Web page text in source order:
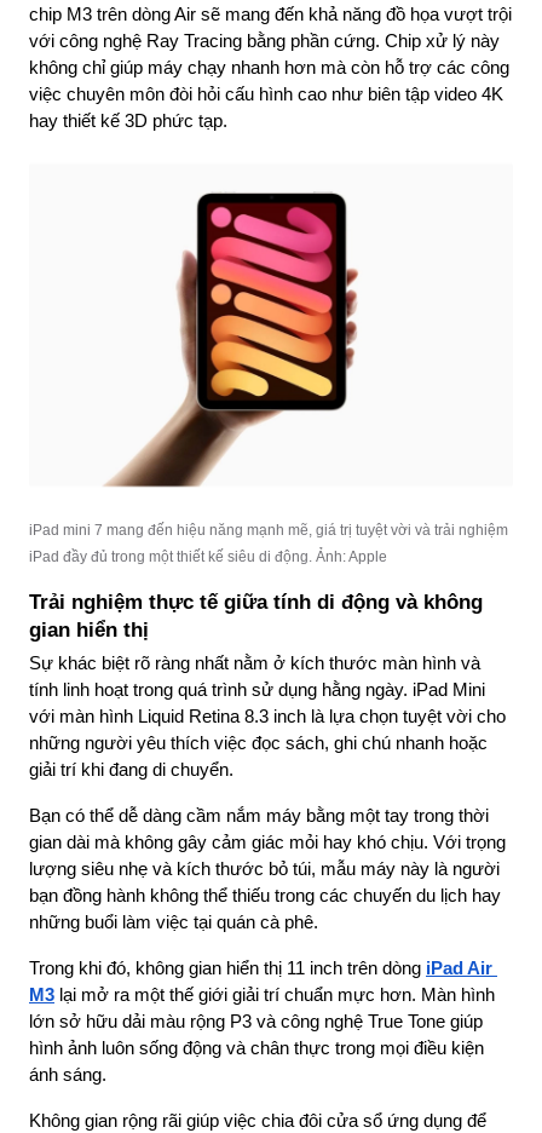
chip M3 trên dòng Air sẽ mang đến khả năng đồ họa vượt trội
với công nghệ Ray Tracing bằng phần cứng. Chip xử lý này
không chỉ giúp máy chạy nhanh hơn mà còn hỗ trợ các công
việc chuyên môn đòi hỏi cấu hình cao như biên tập video 4K
hay thiết kế 3D phức tạp.
iPad mini 7 mang đến hiệu năng mạnh mẽ, giá trị tuyệt vời và trải nghiệm
iPad đầy đủ trong một thiết kế siêu di động. Ảnh: Apple
Trải nghiệm thực tế giữa tính di động và không
gian hiển thị
Sự khác biệt rõ ràng nhất nằm ở kích thước màn hình và
tính linh hoạt trong quá trình sử dụng hằng ngày. iPad Mini
với màn hình Liquid Retina 8.3 inch là lựa chọn tuyệt vời cho
những người yêu thích việc đọc sách, ghi chú nhanh hoặc
giải trí khi đang di chuyển.
Bạn có thể dễ dàng cầm nắm máy bằng một tay trong thời
gian dài mà không gây cảm giác mỏi hay khó chịu. Với trọng
lượng siêu nhẹ và kích thước bỏ túi, mẫu máy này là người
bạn đồng hành không thể thiếu trong các chuyến du lịch hay
những buổi làm việc tại quán cà phê.
Trong khi đó, không gian hiển thị 11 inch trên dòng iPad Air
M3 lại mở ra một thế giới giải trí chuẩn mực hơn. Màn hình
lớn sở hữu dải màu rộng P3 và công nghệ True Tone giúp
hình ảnh luôn sống động và chân thực trong mọi điều kiện
ánh sáng.
Không gian rộng rãi giúp việc chia đôi cửa sổ ứng dụng để